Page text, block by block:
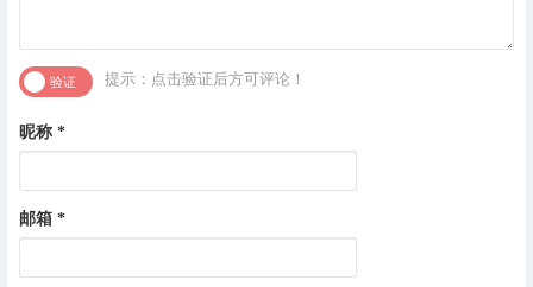
提示：点击验证后方可评论！
昵称 *
邮箱 *